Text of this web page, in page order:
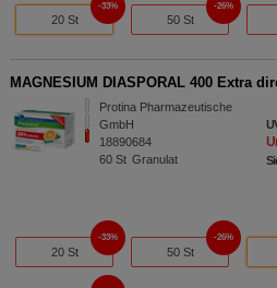
20 St
33%
50 St
26%
MAGNESIUM DIASPORAL 400 Extra
Protina Pharmazeutische
GmbH
18890684
60 St Granulat
20 St
33%
50 St
26%